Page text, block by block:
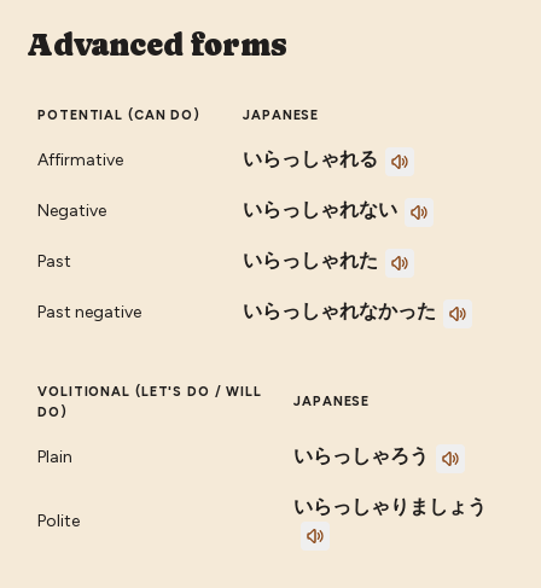
Advanced forms
POTENTIAL (CAN DO) JAPANESE
Affirmative いらっしゃれる
Negative いらっしゃれない
Past いらっしゃれた
Past negative いらっしゃれなかった
VOLITIONAL (LET'S DO / WILL
DO)
JAPANESE
Plain いらっしゃろう
Polite
いらっしゃりましょう